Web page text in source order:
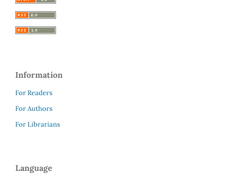
Information
For Readers
For Authors
For Librarians
Language